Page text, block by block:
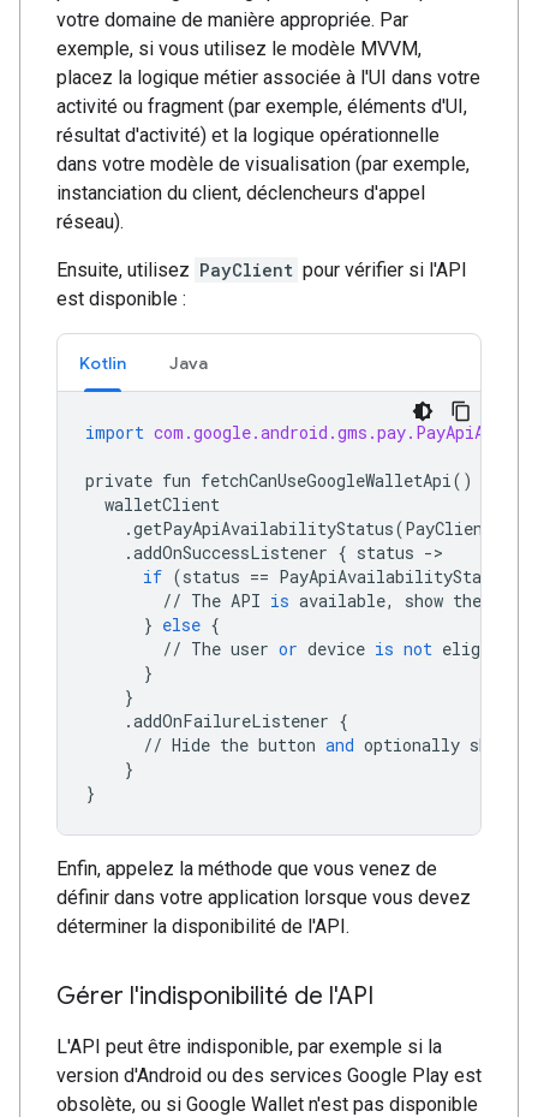
votre domaine de manière appropriée. Par
exemple, si vous utilisez le modèle MVVM,
placez la logique métier associée à l'UI dans votre
activité ou fragment (par exemple, éléments d'UI,
résultat d'activité) et la logique opérationnelle
dans votre modèle de visualisation (par exemple,
instanciation du client, déclencheurs d'appel
réseau).
Ensuite, utilisez PayClient pour vérifier si l'API
est disponible :
Kotlin Java
import
private fun fetchCanUseGoogleWalletApi()
walletClient
.getPayApiAvailabilityStatus(PayClient
.addOnSuccessListener { status ->
if (status == PayApiAvailabilityStatus
// The API is available, show the
} else {
// The user or device is not eligible
}
}
.addOnFailureListener {
// Hide the button and optionally show
}
}
Enfin, appelez la méthode que vous venez de
définir dans votre application lorsque vous devez
déterminer la disponibilité de l'API.
Gérer l'indisponibilité de l'API
L'API peut être indisponible, par exemple si la
version d'Android ou des services Google Play est
obsolète, ou si Google Wallet n'est pas disponible